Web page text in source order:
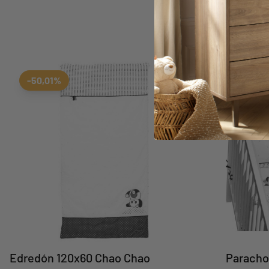
Aggiungi ai preferiti
borrar favoritos
-50,01%
Edredón 120x60 Chao Chao